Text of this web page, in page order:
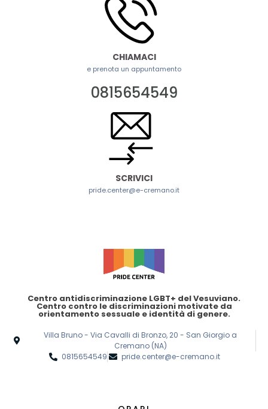
CHIAMACI
e prenota un appuntamento
0815654549
SCRIVICI
pride.center@e-cremano.it
Centro antidiscriminazione LGBT+ del Vesuviano.
Centro contro le discriminazioni motivate da
orientamento sessuale e identità di genere.
Villa Bruno - Via Cavalli di Bronzo, 20 - San Giorgio a
Cremano (NA)
0815654549
pride.center@e-cremano.it